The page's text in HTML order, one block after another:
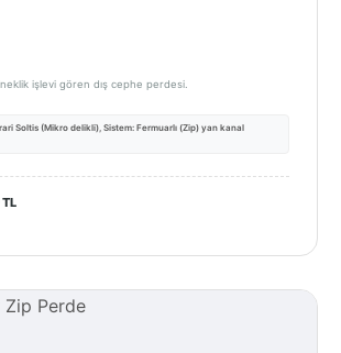
işlevi gören dış cephe perdesi.
Soltis (Mikro delikli), Sistem: Fermuarlı (Zip) yan kanal